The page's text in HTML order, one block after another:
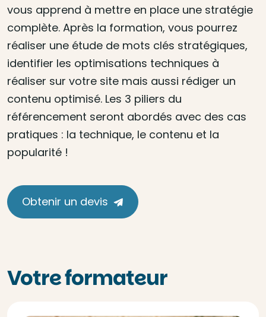
vous apprend à mettre en place une stratégie
complète. Après la formation, vous pourrez
réaliser une étude de mots clés stratégiques,
identifier les optimisations techniques à
réaliser sur votre site mais aussi rédiger un
contenu optimisé. Les 3 piliers du
référencement seront abordés avec des cas
pratiques : la technique, le contenu et la
popularité !
Obtenir un devis
Votre formateur